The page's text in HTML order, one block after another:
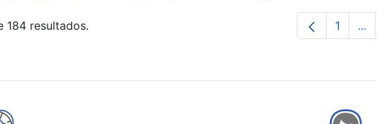
184 resultados. Página
1 ...